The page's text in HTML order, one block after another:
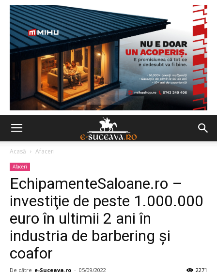
Acasă Afaceri
Afaceri
EchipamenteSaloane.ro –
investiţie de peste 1.000.000
euro în ultimii 2 ani în
industria de barbering şi
coafor
De către e-Suceava.ro - 05/09/2022 2271